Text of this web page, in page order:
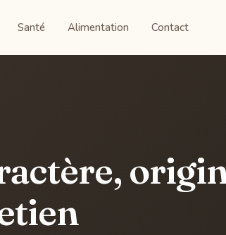
Santé Alimentation Contact